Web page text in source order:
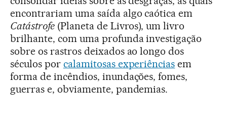
encontrariam uma saída algo caótica em
Catástrofe(Planeta de Livros), um livro
brilhante, com uma profunda investigação
sobre os rastros deixados ao longo dos
séculos por calamitosas experiências em
forma de incêndios, inundações, fomes,
guerras e, obviamente, pandemias.